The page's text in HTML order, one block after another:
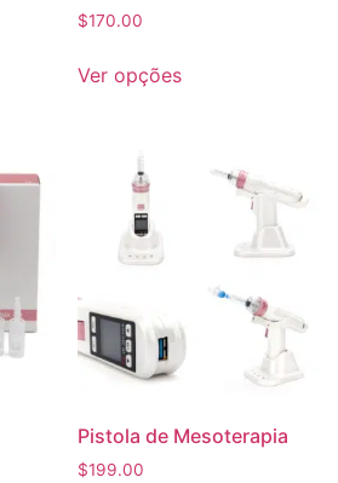
$170.00
Ver opções
Pistola de Mesoterapia
$199.00